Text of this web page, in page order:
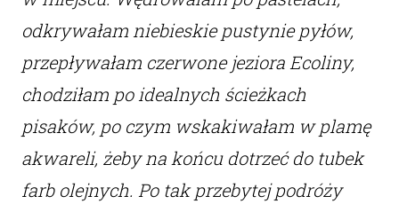
odkrywałam niebieskie pustynie pyłów,
przepływałam czerwone jeziora Ecoliny,
chodziłam po idealnych ścieżkach
pisaków, po czym wskakiwałam w plamę
akwareli, żeby na końcu dotrzeć do tubek
farb olejnych. Po tak przebytej podróży